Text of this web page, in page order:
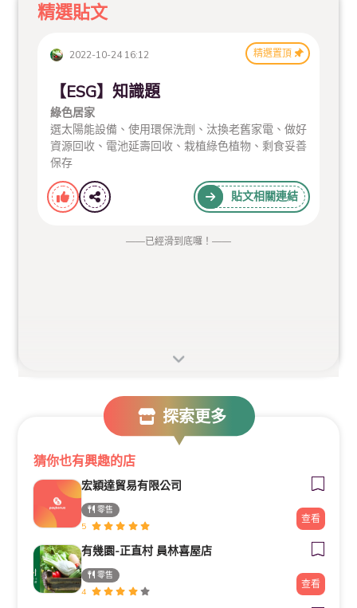
精選貼文
2022-10-24 16:12 精選置頂
【ESG】知識題
綠色居家
選太陽能設備、使用環保洗劑、汰換老舊家電、做好
資源回收、電池延壽回收、栽植綠色植物、剩食妥善
保存
貼文相關連結
——已經滑到底囉！ ——
探索更多
猜你也有興趣的店
宏穎達貿易有限公司
零售
5
查看
有幾園-正直村 員林喜屋店
零售
4
查看